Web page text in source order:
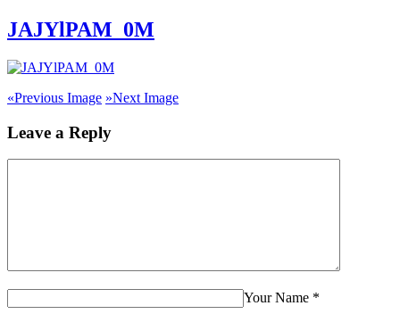
JAJYlPAM_0M
«Previous Image »Next Image
Leave a Reply
Your Name *